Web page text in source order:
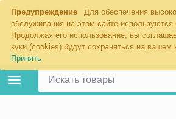
Предупреждение
Для обеспечения
обслуживания на этом сайте используются
Продолжая его использование, вы
куки (cookies) будут сохраняться на вашем
Принять
Екатеринбург